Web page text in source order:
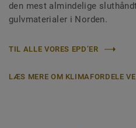
den mest almindelige
gulvmaterialer i Norden.
TIL ALLE VORES EPD’ER
LÆS MERE OM KLIMAFORDELE